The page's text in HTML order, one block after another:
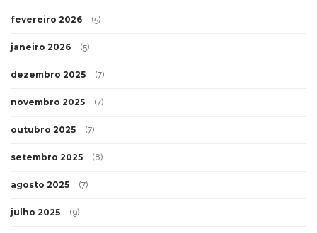
fevereiro 2026 (5)
janeiro 2026 (5)
dezembro 2025 (7)
novembro 2025 (7)
outubro 2025 (7)
setembro 2025 (8)
agosto 2025 (7)
julho 2025 (9)